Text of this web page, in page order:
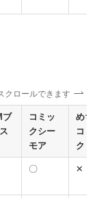
スクロールできます
ブ
コミッ
クシー
モア
めち
コミ
ク
〇 ✕